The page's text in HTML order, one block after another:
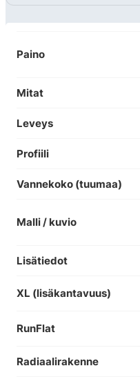
Paino
Mitat
Leveys
Profiili
Vannekoko (tuumaa)
Malli / kuvio
Lisätiedot
XL (lisäkantavuus)
RunFlat
Radiaalirakenne